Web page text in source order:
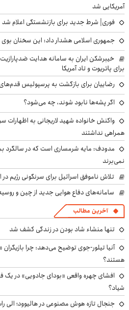
آمریکایی شد
فوری| شرط جدید برای بازنشستگی اعلام شد
جمهوری اسلامی هشدار داد: این سخنان
خیبرشکن ایران به سامانه هدایت
برای پاتریوت و تاد آمریکا
رضاییان برای بازگشت به پرسپولیس قدم‌های
اگر پشه‌ها نابود شوند، چه می‌شود؟
واکنش خانواده شهید لاریجانی به اظهارات
همراهی نداشتند
مدودف: مایه شرمساری است که در سالگرد
نمی‌برند
تلاش ناموفق اسرائیل برای سرنگونی رژیم در
سامانه‌های دفاع هوایی جدید از چین و
آخرین مطالب
تنها منشاء شاد بودن در زندگی کشف شد
آنیا تیلور-جوی توضیح می‌دهد: چرا
هستند؟
افشای چهره واقعی «بودای جادویی» در یک
شیاد؟
جنجال تازه هوش مصنوعی در هالیوود؛ الی